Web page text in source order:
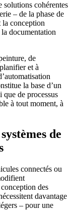
solutions cohérentes
– de la phase de
la conception
documentation
de
et à
la base d’un
de processus
à tout moment, à
de
connectés ou
des
davantage
– pour une